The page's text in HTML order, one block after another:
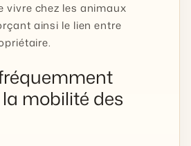
vivre chez les animaux
ainsi le lien entre
mobilité des